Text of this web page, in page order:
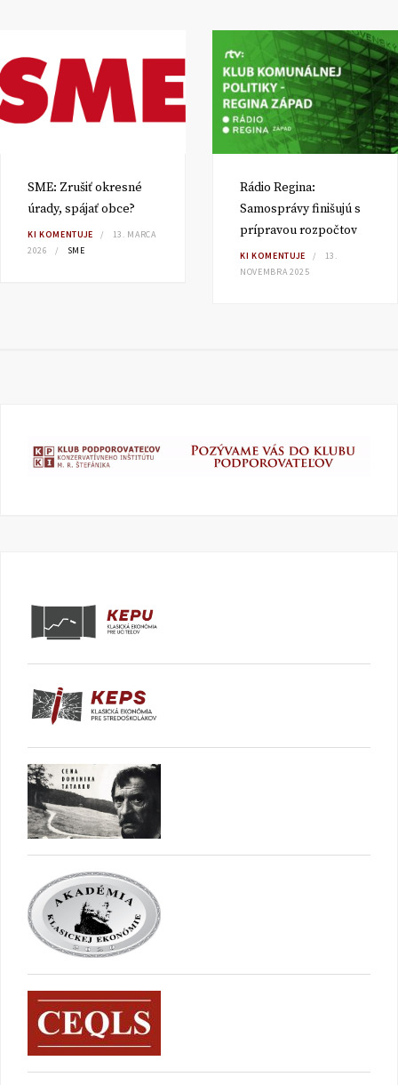
SME: Zrušiť okresné
úrady, spájať obce?
KI KOMENTUJE
13. MARCA
2026
SME
Rádio Regina:
Samosprávy finišujú s
prípravou rozpočtov
KI KOMENTUJE
13.
NOVEMBRA 2025